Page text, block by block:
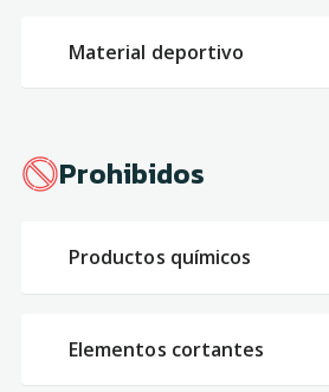
Material deportivo
Prohibidos
Productos químicos
Elementos cortantes